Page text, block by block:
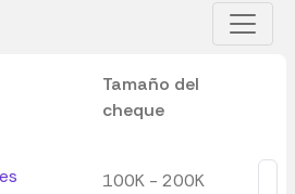
Tamaño del
cheque
100K - 200K